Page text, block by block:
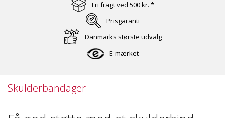
Fri fragt ved 500 kr. *
Prisgaranti
Danmarks største udvalg
E-mærket
Skulderbandager